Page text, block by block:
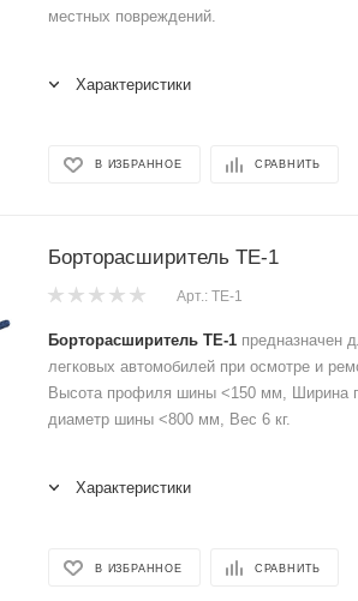
местных повреждений.
Характеристики
В ИЗБРАННОЕ СРАВНИТЬ
Борторасширитель ТЕ-1
Арт.: ТЕ-1
Борторасширитель ТЕ-1 предназначен
легковых автомобилей при осмотре и
Высота профиля шины <150 мм, Ширина
диаметр шины <800 мм, Вес 6 кг.
Характеристики
В ИЗБРАННОЕ СРАВНИТЬ